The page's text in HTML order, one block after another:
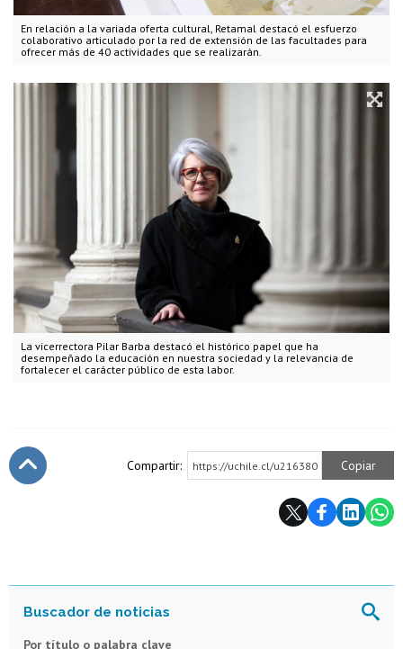
En relación a la variada oferta cultural, Retamal destacó el esfuerzo
colaborativo articulado por la red de extensión de las facultades para
ofrecer más de 40 actividades que se realizarán.
La vicerrectora Pilar Barba destacó el histórico papel que ha
desempeñado la educación en nuestra sociedad y la relevancia de
fortalecer el carácter público de esta labor.
Compartir: https://uchile.cl/u216380 Copiar
Por título o palabra clave